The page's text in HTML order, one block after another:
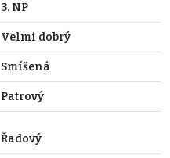
3. NP
Velmi dobrý
Smíšená
Patrový
Řadový